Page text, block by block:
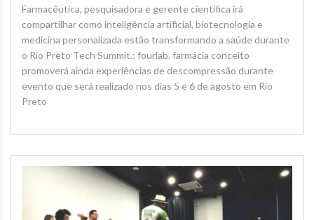
Farmacêutica, pesquisadora e gerente científica irá
compartilhar como inteligência artificial, biotecnologia e
medicina personalizada estão transformando a saúde durante
o Rio Preto Tech Summit.; fourlab. farmácia conceito
promoverá ainda experiências de descompressão durante
evento que será realizado nos dias 5 e 6 de agosto em Rio
Preto